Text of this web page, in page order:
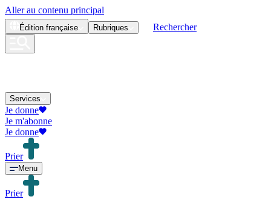
Aller au contenu principal
Édition française Rubriques Rechercher
Services
Je donne
Je m'abonne
Je donne
Prier
Menu
Prier